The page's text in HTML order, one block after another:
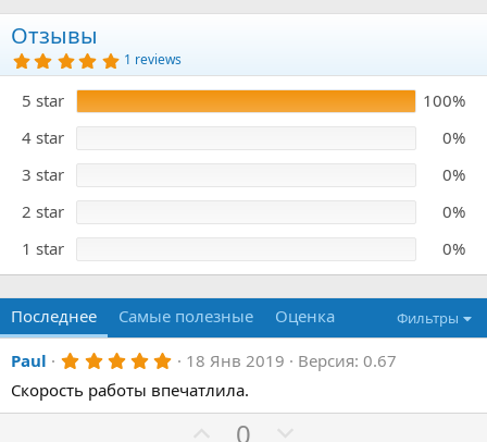
д
н
и
Отзывы
5
.
0
0
з
ё
з
1 reviews
5 star
100%
4 star
0%
3 star
0%
2 star
0%
1 star
0%
Последнее Самые полезные Оценка Фильтры
Paul 5
0
0
18 Янв 2019
Версия: 0.67
Скорость работы впечатлила.
П0